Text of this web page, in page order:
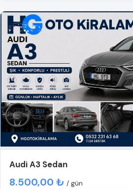
Audi A3 Sedan
8.500,00 ₺ / gün